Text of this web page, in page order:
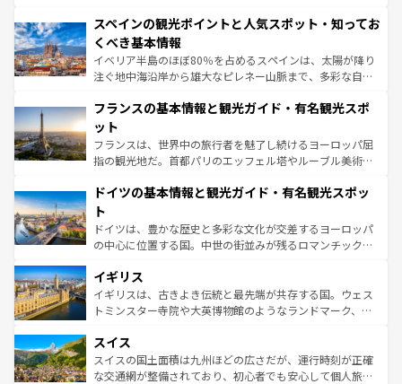
ろん、トスカーナの美しい田園風景やアマルフィ海岸の絶
景など、自然景観も見逃せない。観光の合間には、本場の
ピザやパスタなど、絶品のイタリア料理を堪能することも
できる。朝目覚めてから夜眠るまで、すべての瞬間を楽し
なお、新着のイタリア情報はコンテンツ一覧を参照してほ
しい。
スペインの観光ポイントと人気スポット・知ってお
くべき基本情報
イベリア半島のほぼ80％を占めるスペインは、太陽が降り
注ぐ地中海沿岸から雄大なピレネー山脈まで、多彩な自然
文化が根付くこの国では、情熱的なフラメンコ、熱気あふ
れる闘牛、そして美味しいタパスが生活の一部となってい
る。首都マドリードの洗練された雰囲気や、バルセロナの
アートに溢れた街角から、地方では古代ローマ遺跡や中世
せる。地方によって風土や気候が異なるスペインはその個
ンテンツ一覧 を参照してほしい。
フランスの基本情報と観光ガイド・有名観光スポ
ット
フランスは、世界中の旅行者を魅了し続けるヨーロッパ屈
指の観光地だ。首都パリのエッフェル塔やルーブル美術館
で、幅広い魅力が詰まっている。華麗な宮殿、歴史的な大
聖堂、美しいビーチ、そして豊かな自然が、訪れる者を心
から魅了する。また、フランスは美食の国としても知ら
れ、フランス料理はユネスコ無形文化遺産にも登録されて
香り高いラベンダー畑など、多彩な楽しみ方が可能だ。さ
らに、パリ以外の地域にも魅力が溢れており、どの街角に
も豊かな歴史と文化が息づいている。パリ以外の個性あふ
を参照してほしい。
ドイツの基本情報と観光ガイド・有名観光スポッ
ト
ドイツは、豊かな歴史と多彩な文化が交差するヨーロッパ
の中心に位置する国。中世の街並みが残るロマンチック街
顔を持つこの国は、どこを歩いても飽きることがない。ベ
ルリンの文化的活気、バイエルン州のアルプスの絶景、そ
してライン川沿いのワイン畑といった風景は必見。ビール
は、お酒好きな人にはぜひ体験してほしい。 なお、新着の
ドイツ情報はコンテンツ一覧を参照してほしい。
イギリス
イギリスは、古きよき伝統と最先端が共存する国。ウェス
トミンスター寺院や大英博物館のようなランドマーク、歴
リアごとに異なる魅力がある。また、優雅なアフタヌーン
ティー、ビール好きにはたまらない英国パブ、サッカー観
戦など、本場だからこそできる体験も豊富。イギリスを旅
スイス
スイスの国土面積は九州ほどの広さだが、運行時刻が正確
な交通網が整備されており、初心者でも安心して個人旅行